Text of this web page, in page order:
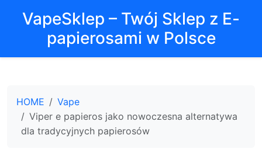
VapeSklep – Twój Sklep z E-
papierosami w Polsce
HOME
Vape
Viper e papieros jako nowoczesna alternatywa
dla tradycyjnych papierosów